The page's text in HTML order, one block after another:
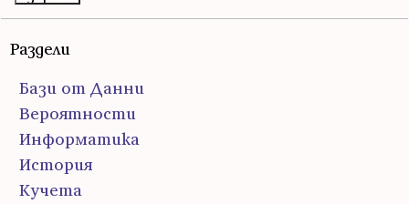
Раздели
Бази от Данни
Вероятности
Информатика
История
Кучета